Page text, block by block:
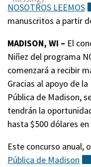
NOSOTROS LEEMOS
manuscritos a partir
MADISON, WI – El
Niñez del programa
comenzará a recibir
Gracias al apoyo de
Pública de Madison,
tendrán la
hasta $500 dólares
Este concurso anual,
Pública de Madison